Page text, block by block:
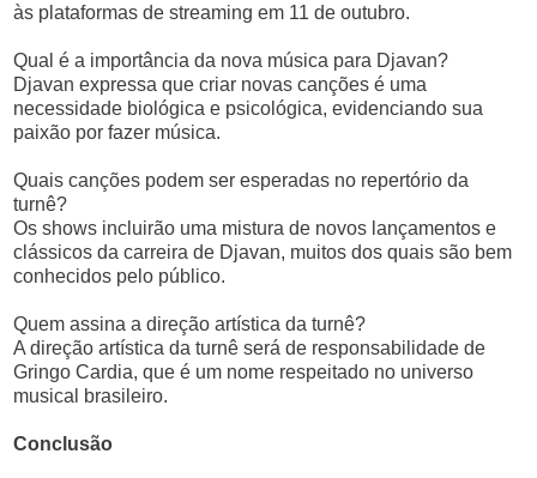
às plataformas de streaming em 11 de outubro.
Qual é a importância da nova música para Djavan?
Djavan expressa que criar novas canções é uma
necessidade biológica e psicológica, evidenciando sua
paixão por fazer música.
Quais canções podem ser esperadas no repertório da
turnê?
Os shows incluirão uma mistura de novos lançamentos e
clássicos da carreira de Djavan, muitos dos quais são bem
conhecidos pelo público.
Quem assina a direção artística da turnê?
A direção artística da turnê será de responsabilidade de
Gringo Cardia, que é um nome respeitado no universo
musical brasileiro.
Conclusão